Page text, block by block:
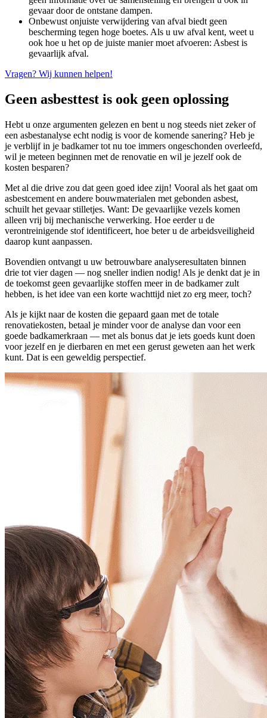
gevaar door de ontstane dampen.
Onbewust onjuiste verwijdering van afval biedt geen
bescherming tegen hoge boetes. Als u uw afval kent, weet u
ook hoe u het op de juiste manier moet afvoeren: Asbest is
gevaarlijk afval.
Vragen? Wij kunnen helpen!
Geen asbesttest is ook geen oplossing
Hebt u onze argumenten gelezen en bent u nog steeds niet zeker of
een asbestanalyse echt nodig is voor de komende sanering? Heb je
je verblijf in je badkamer tot nu toe immers ongeschonden overleefd,
wil je meteen beginnen met de renovatie en wil je jezelf ook de
kosten besparen?
Met al die drive zou dat geen goed idee zijn! Vooral als het gaat om
asbestcement en andere bouwmaterialen met gebonden asbest,
schuilt het gevaar stilletjes. Want: De gevaarlijke vezels komen
alleen vrij bij mechanische verwerking. Hoe eerder u de
verontreinigende stof identificeert, hoe beter u de arbeidsveiligheid
daarop kunt aanpassen.
Bovendien ontvangt u uw betrouwbare analyseresultaten binnen
drie tot vier dagen — nog sneller indien nodig! Als je denkt dat je in
de toekomst geen gevaarlijke stoffen meer in de badkamer zult
hebben, is het idee van een korte wachttijd niet zo erg meer, toch?
Als je kijkt naar de kosten die gepaard gaan met de totale
renovatiekosten, betaal je minder voor de analyse dan voor een
goede badkamerkraan — met als bonus dat je iets goeds kunt doen
voor jezelf en je dierbaren en met een gerust geweten aan het werk
kunt. Dat is een geweldig perspectief.